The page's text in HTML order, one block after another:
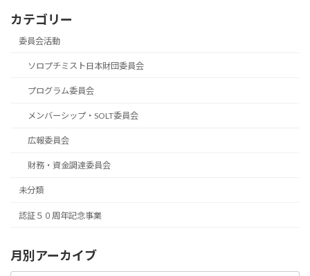
カテゴリー
委員会活動
ソロプチミスト日本財団委員会
プログラム委員会
メンバーシップ・SOLT委員会
広報委員会
財務・資金調達委員会
未分類
認証５０周年記念事業
月別アーカイブ